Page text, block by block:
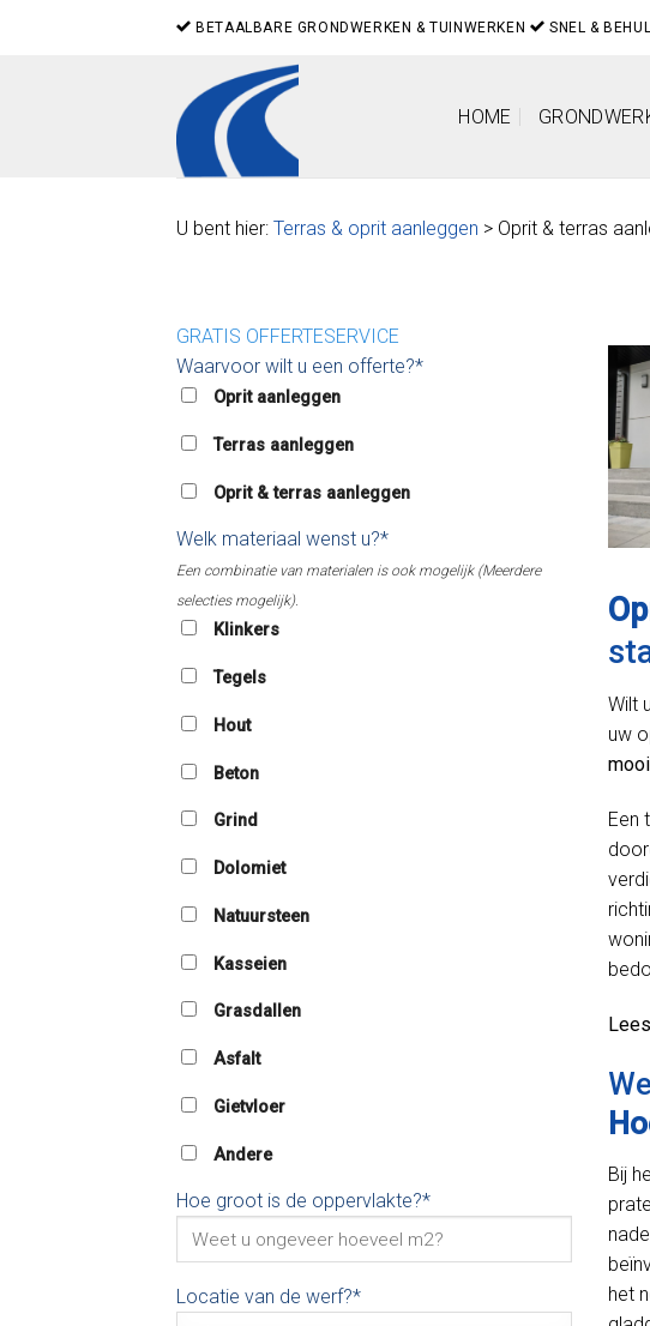
BETAALBARE GRONDWERKEN & TUINWERKEN SNEL &
HOME
U bent hier: Terras & oprit aanleggen > Oprit & terras
GRATIS OFFERTESERVICE
Waarvoor wilt u een offerte?*
Oprit aanleggen
Terras aanleggen
Oprit & terras aanleggen
Welk materiaal wenst u?*
Een combinatie van materialen is ook mogelijk (Meerdere
selecties mogelijk).
Klinkers
Tegels
Hout
Beton
Grind
Dolomiet
Natuursteen
Kasseien
Grasdallen
Asfalt
Gietvloer
Andere
Hoe groot is de oppervlakte?*
Locatie van de werf?*
Wilt
uw
Een
Bij
het